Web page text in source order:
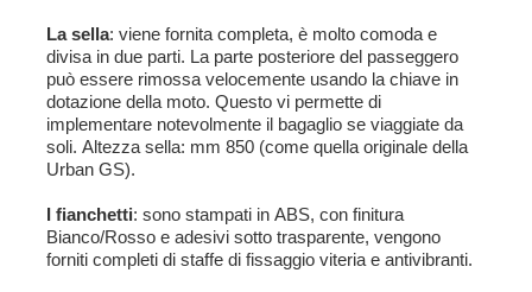
La sella: viene fornita completa, è molto comoda e
divisa in due parti. La parte posteriore del passeggero
può essere rimossa velocemente usando la chiave in
dotazione della moto. Questo vi permette di
implementare notevolmente il bagaglio se viaggiate da
soli. Altezza sella: mm 850 (come quella originale della
Urban GS).
I fianchetti: sono stampati in ABS, con finitura
Bianco/Rosso e adesivi sotto trasparente, vengono
forniti completi di staffe di fissaggio viteria e antivibranti.